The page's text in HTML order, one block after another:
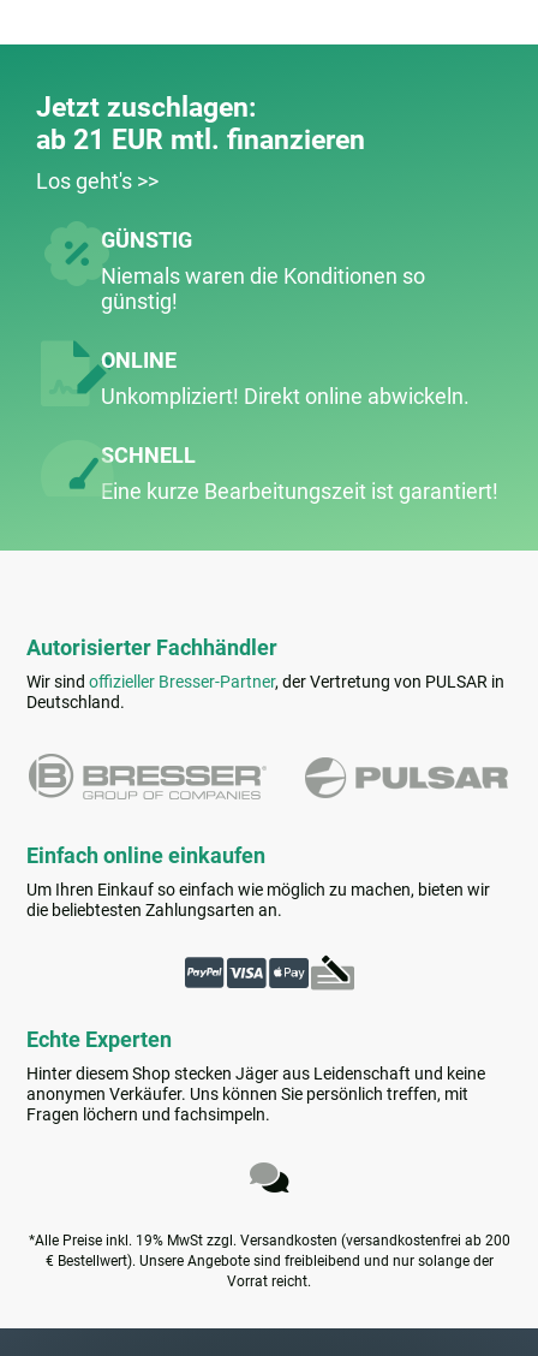
Jetzt zuschlagen:
ab 21 EUR mtl. finanzieren
Los geht's >>
GÜNSTIG
Niemals waren die Konditionen so
günstig!
ONLINE
Unkompliziert! Direkt online abwickeln.
SCHNELL
Eine kurze Bearbeitungs­zeit ist garantiert!
Autorisierter Fachhändler
Wir sindoffizieller Bresser-Partner, der Vertretung von PULSAR in
Deutschland.
Einfach online einkaufen
Um Ihren Einkauf so einfach wie möglich zu machen, bieten wir
die beliebtesten Zahlungsarten an.
Echte Experten
Hinter diesem Shop stecken Jäger aus Leidenschaft und keine
anonymen Verkäufer. Uns können Sie persönlich treffen, mit
Fragen löchern und fachsimpeln.
*Alle Preise inkl. 19% MwSt zzgl. Versandkosten (versandkostenfrei ab 200
€ Bestellwert). Unsere Angebote sind freibleibend und nur solange der
Vorrat reicht.